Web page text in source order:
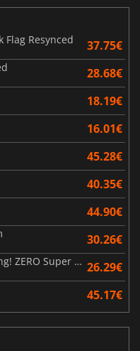
Flag Resynced
37.75€
28.68€
18.19€
16.01€
45.28€
40.35€
44.90€
30.26€
DRAGON BALL Sparking! ZERO Super Limit Breaking NEO 26.29€
45.17€